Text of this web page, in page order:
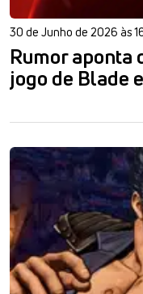
30 de Junho de 2026 às
Rumor aponta
jogo de Blade